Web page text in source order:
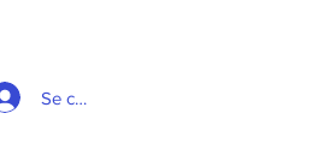
Se connecter